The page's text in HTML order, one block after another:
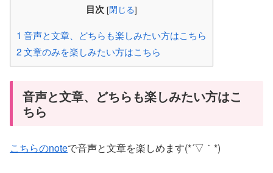
目次 [閉じる]
1 音声と文章、どちらも楽しみたい方はこちら
2文章のみを楽しみたい方はこちら
音声と文章、どちらも楽しみたい方はこ
ちら
こちらのnoteで音声と文章を楽しめます(*´▽｀*)